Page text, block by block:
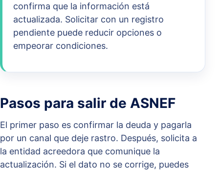
confirma que la información está
actualizada. Solicitar con un registro
pendiente puede reducir opciones o
empeorar condiciones.
Pasos para salir de ASNEF
El primer paso es confirmar la deuda y pagarla
por un canal que deje rastro. Después, solicita a
la entidad acreedora que comunique la
actualización. Si el dato no se corrige, puedes